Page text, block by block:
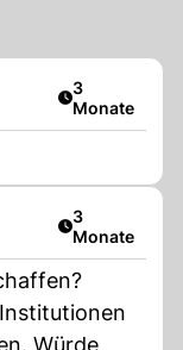
Artikel
3
Monate
Artikel
3
Monate
Würde